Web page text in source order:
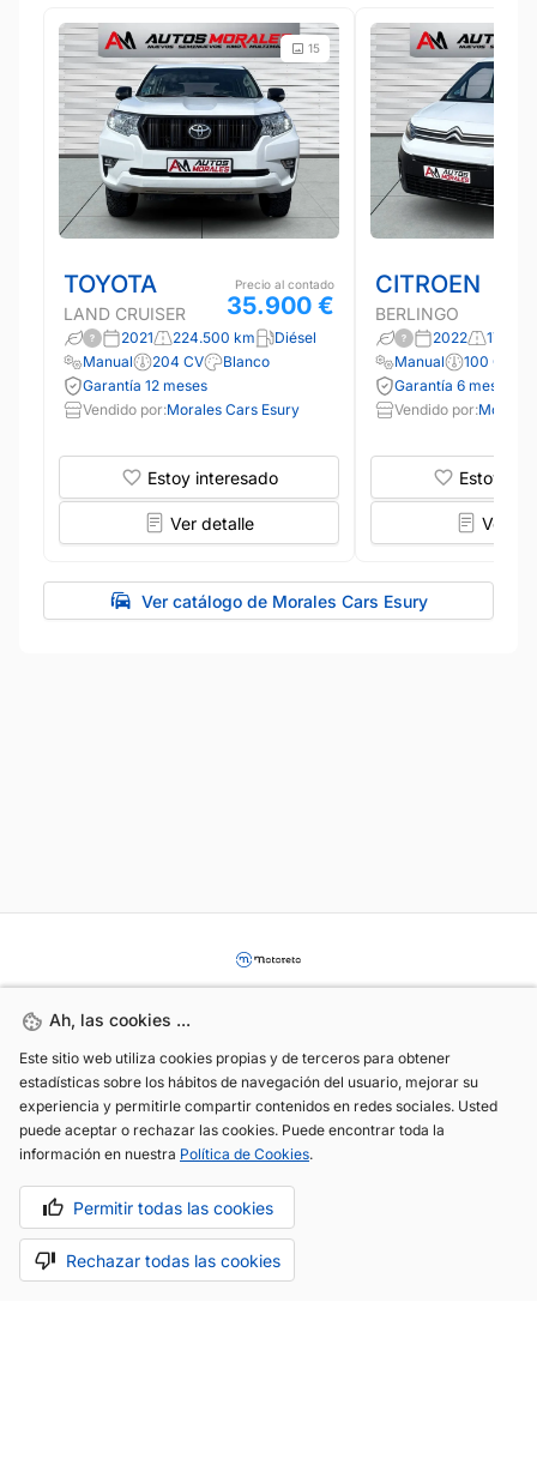
15
TOYOTA
LAND CRUISER
Precio al contado
35.900 €
2021 224.500 km
Diésel
Manual
204 CV
Blanco
Garantía 12 meses
Vendido por:Morales Cars Esury
Estoy interesado
Ver detalle
CITROEN
BERLINGO
2022
Manual
100 CV
Garantía 6 meses
Vendido por:Morales
Estoy
Ver
Ver catálogo de Morales Cars Esury
Ah, las cookies ...
Este sitio web utiliza cookies propias y de terceros para obtener
estadísticas sobre los hábitos de navegación del usuario, mejorar su
experiencia y permitirle compartir contenidos en redes sociales. Usted
puede aceptar o rechazar las cookies. Puede encontrar toda la
información en nuestra Política de Cookies.
Permitir todas las cookies
Rechazar todas las cookies
Ah, las cookies ...
Este sitio web utiliza cookies propias y de terceros para obtener
estadísticas sobre los hábitos de navegación del usuario, mejorar su
experiencia y permitirle compartir contenidos en redes sociales. Usted
puede aceptar o rechazar las cookies. Puede encontrar toda la
información en nuestra Política de Cookies.
Permitir todas las cookies
Rechazar todas las cookies
(+34) 744 408 070
Aviso legal Política de cookies